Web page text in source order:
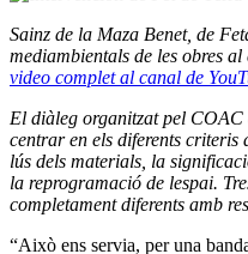
Sainz de la Maza Benet, de
mediambientals de les obres
video complet al canal de
El diàleg organitzat pel
centrar en els diferents criteris
lús dels materials, la
la reprogramació de lespai.
completament diferents amb
“Això ens servia, per una